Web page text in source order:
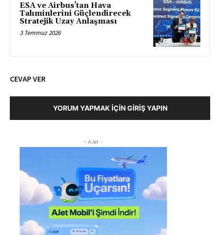
ESA ve Airbus’tan Hava
Tahminlerini Güçlendirecek
Stratejik Uzay Anlaşması
3 Temmuz 2026
CEVAP VER
YORUM YAPMAK İÇIN GIRIŞ YAPIN
- AJet -